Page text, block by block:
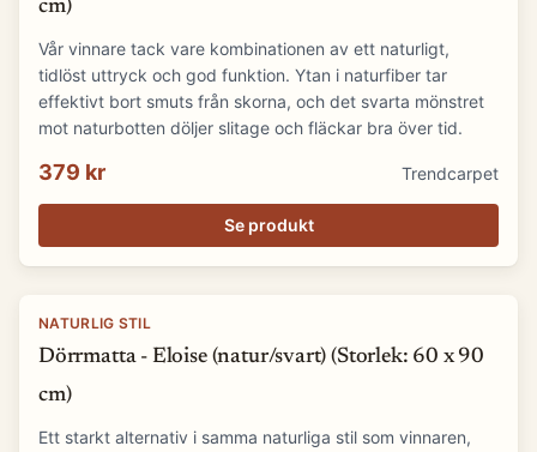
cm)
Vår vinnare tack vare kombinationen av ett naturligt,
tidlöst uttryck och god funktion. Ytan i naturfiber tar
effektivt bort smuts från skorna, och det svarta mönstret
mot naturbotten döljer slitage och fläckar bra över tid.
379 kr Trendcarpet
Se produkt
NATURLIG STIL
Dörrmatta - Eloise (natur/svart) (Storlek: 60 x 90
cm)
Ett starkt alternativ i samma naturliga stil som vinnaren,